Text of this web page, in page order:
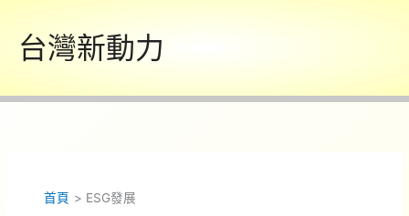
內
台灣新動力
首頁 ESG發展